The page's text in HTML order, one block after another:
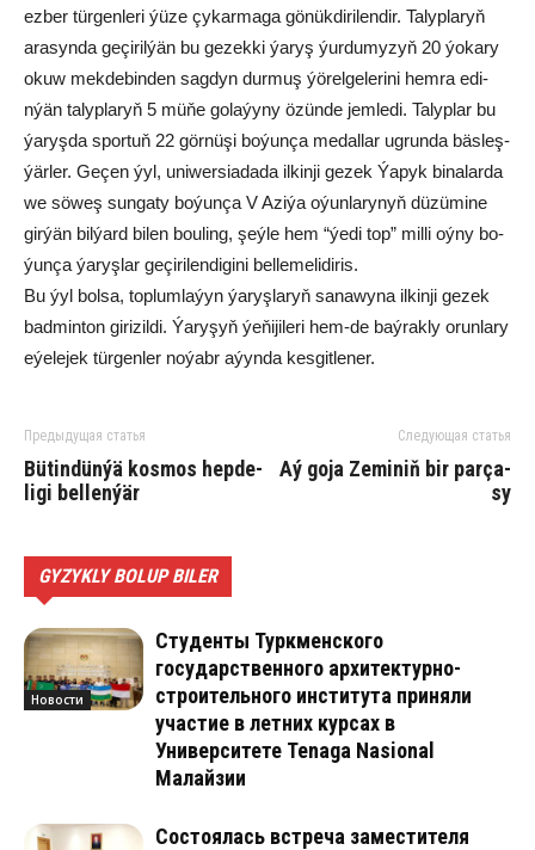
ez­ber tür­gen­le­ri ýü­ze çy­kar­ma­ga gö­nük­di­ri­len­dir. Ta­lyp­la­ryň
ara­syn­da ge­çi­ril­ýän bu ge­zek­ki ýa­ryş ýur­du­my­zyň 20 ýo­ka­ry
okuw mek­de­bin­den sag­dyn dur­muş ýö­rel­ge­le­ri­ni hem­ra edi­
nýän ta­lyp­la­ryň 5 mü­ňe go­la­ýy­ny özün­de jem­le­di. Ta­lyp­lar bu
ýa­ryş­da spor­tuň 22 gör­nü­şi bo­ýun­ça me­dal­lar ug­run­da bäs­leş­
ýär­ler. Ge­çen ýyl, uni­wer­sia­da­da il­kin­ji ge­zek Ýa­pyk bi­na­lar­da
we sö­weş sun­ga­ty bo­ýun­ça V Azi­ýa oýun­la­ry­nyň dü­zü­mi­ne
gir­ýän bil­ýard bi­len bou­ling, şeý­le hem “ýe­di top” mil­li oý­ny bo­
ýun­ça ýa­ryş­lar ge­çi­ri­len­di­gi­ni bel­le­me­li­di­ris.
Bu ýyl bol­sa, top­lum­la­ýyn ýa­ryş­la­ryň sa­na­wy­na il­kin­ji ge­zek
bad­min­ton gi­ri­zil­di. Ýa­ry­şyň ýe­ňi­ji­le­ri hem-de baý­rak­ly orun­la­ry
eýe­le­jek tür­gen­ler no­ýabr aýyn­da kes­git­le­ner.
Предыдущая статья
Bü­tin­dün­ýä kos­mos hep­de­
li­gi bel­len­ýär
Следующая статья
Aý go­ja Ze­mi­niň bir par­ça­
sy
GYZYKLY BOLUP BILER
Новости
Студенты Туркменского
государственного архитектурно-
строительного института приняли
участие в летних курсах в
Университете Tenaga Nasional
Малайзии
Состоялась встреча заместителя